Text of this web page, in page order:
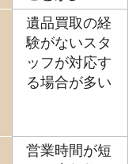
遺品買取の経
験がないスタ
ッフが対応す
る場合が多い
営業時間が短